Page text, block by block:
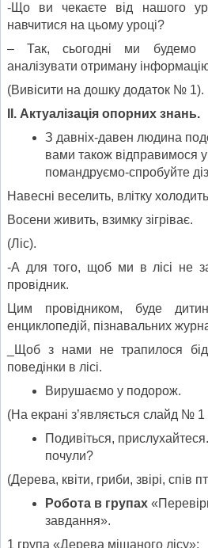
-Що ви чекаєте від нашого
навчитися на цьому уроці?
– Так, сьогодні ми будемо
аналізувати отриману
(Вивісити на дошку додаток № 1).
ІІ. Актуалізація опорних знань.
З давніх-давен людина
вами також відправимося
помандруємо-спробуйте
Навесні веселить, влітку
Восени живить, взимку зігріває.
(Ліс).
-А для того, щоб ми в лісі не
провідник.
Цим провідником, буде
енциклопедій, пізнавальних
_Щоб з нами не трапилося
поведінки в лісі.
Вирушаємо у подорож.
(На екрані з’являється слайд № 1
Подивіться,
почули?
(Дерева, квіти, гриби, звірі, спів
Робота в групах
завдання».
1 група «Дерева мішаного лісу»;